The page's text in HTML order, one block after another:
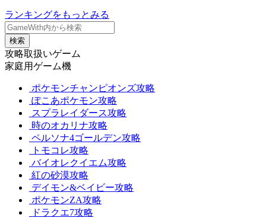
ランキングをもっとみる
検索
攻略取扱いゲーム
家庭用ゲーム機
ポケモンチャンピオンズ攻略
ぽこあポケモン攻略
スプラレイダース攻略
時のオカリナ攻略
ペルソナ4ゴールデン攻略
トモコレ攻略
バイオレクイエム攻略
紅の砂漠攻略
デイモン&ベイビー攻略
ポケモンZA攻略
ドラクエ7攻略